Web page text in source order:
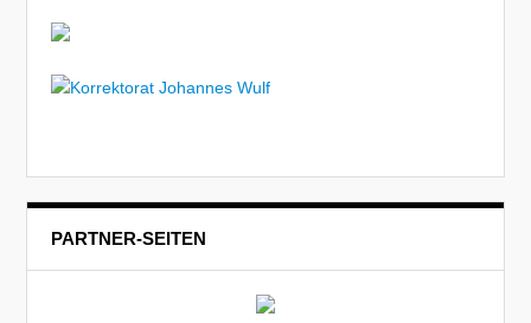
PARTNER-SEITEN